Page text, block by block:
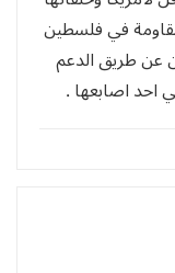
في فلسطين
عن طريق الدعم
احد اصابعها .